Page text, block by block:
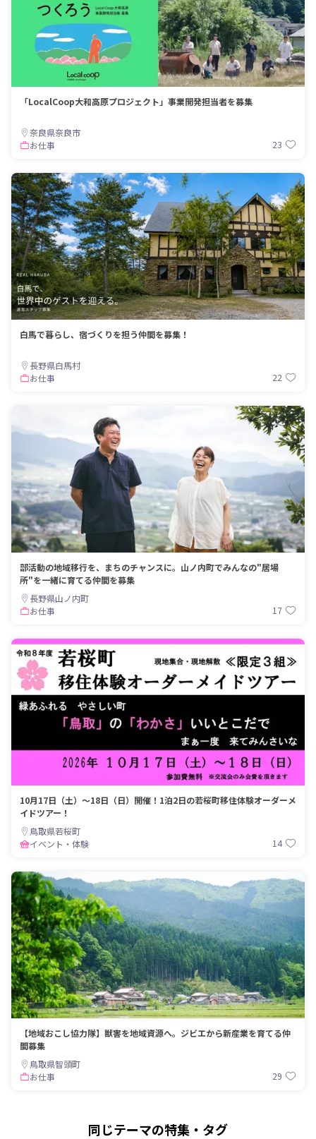
「LocalCoop大和高原プロジェクト」事業開発担当者を募集
奈良県奈良市
お仕事
23
白馬で暮らし、宿づくりを担う仲間を募集！
長野県白馬村
お仕事
22
部活動の地域移行を、まちのチャンスに。山ノ内町でみんなの"居場
所"を一緒に育てる仲間を募集
長野県山ノ内町
お仕事
17
10月17日（土）～18日（日）開催！1泊2日の若桜町移住体験オーダーメ
イドツアー！
鳥取県若桜町
イベント・体験
14
【地域おこし協力隊】獣害を地域資源へ。ジビエから新産業を育てる仲
間募集
鳥取県智頭町
お仕事
29
同じテーマの特集・タグ